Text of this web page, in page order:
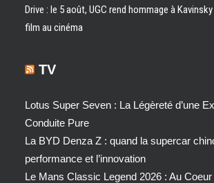
Drive : le 5 août, UGC rend hommage à
film au cinéma
TV
Lotus Super Seven : La Légèreté d’une
Conduite Pure
La BYD Denza Z : quand la supercar
performance et l’innovation
Le Mans Classic Legend 2026 : Au Coeur